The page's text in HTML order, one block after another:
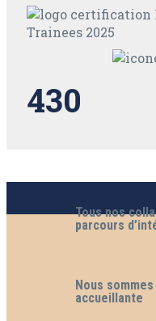
430
Tous nos
parcours
Nous
accueillante